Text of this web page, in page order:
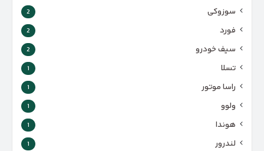
سوزوکی 2
فورد 2
سیف خودرو 2
تسلا 1
راسا موتور 1
ولوو 1
هوندا 1
لندرور 1